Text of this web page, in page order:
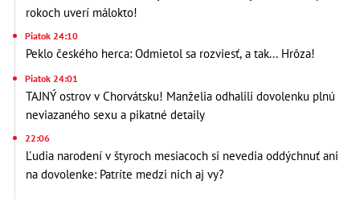
rokoch uverí málokto!
Piatok 24:10
Peklo českého herca: Odmietol sa rozviesť, a tak... Hrôza!
Piatok 24:01
TAJNÝ ostrov v Chorvátsku! Manželia odhalili dovolenku plnú
neviazaného sexu a pikatné detaily
22:06
Ľudia narodení v štyroch mesiacoch si nevedia oddýchnuť ani
na dovolenke: Patríte medzi nich aj vy?